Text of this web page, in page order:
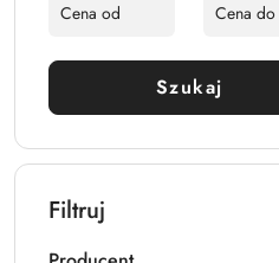
Szukaj
Filtruj